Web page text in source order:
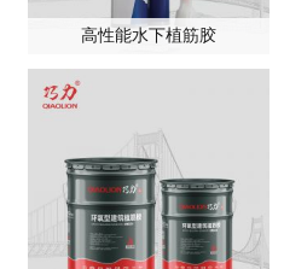
高性能水下植筋胶